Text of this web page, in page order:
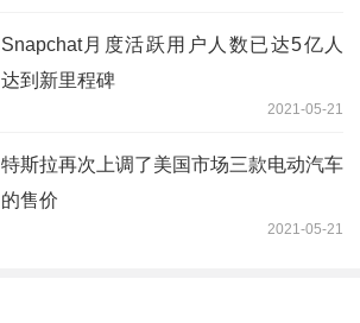
Snapchat月度活跃用户人数已达5亿人
达到新里程碑
2021-05-21
特斯拉再次上调了美国市场三款电动汽车
的售价
2021-05-21